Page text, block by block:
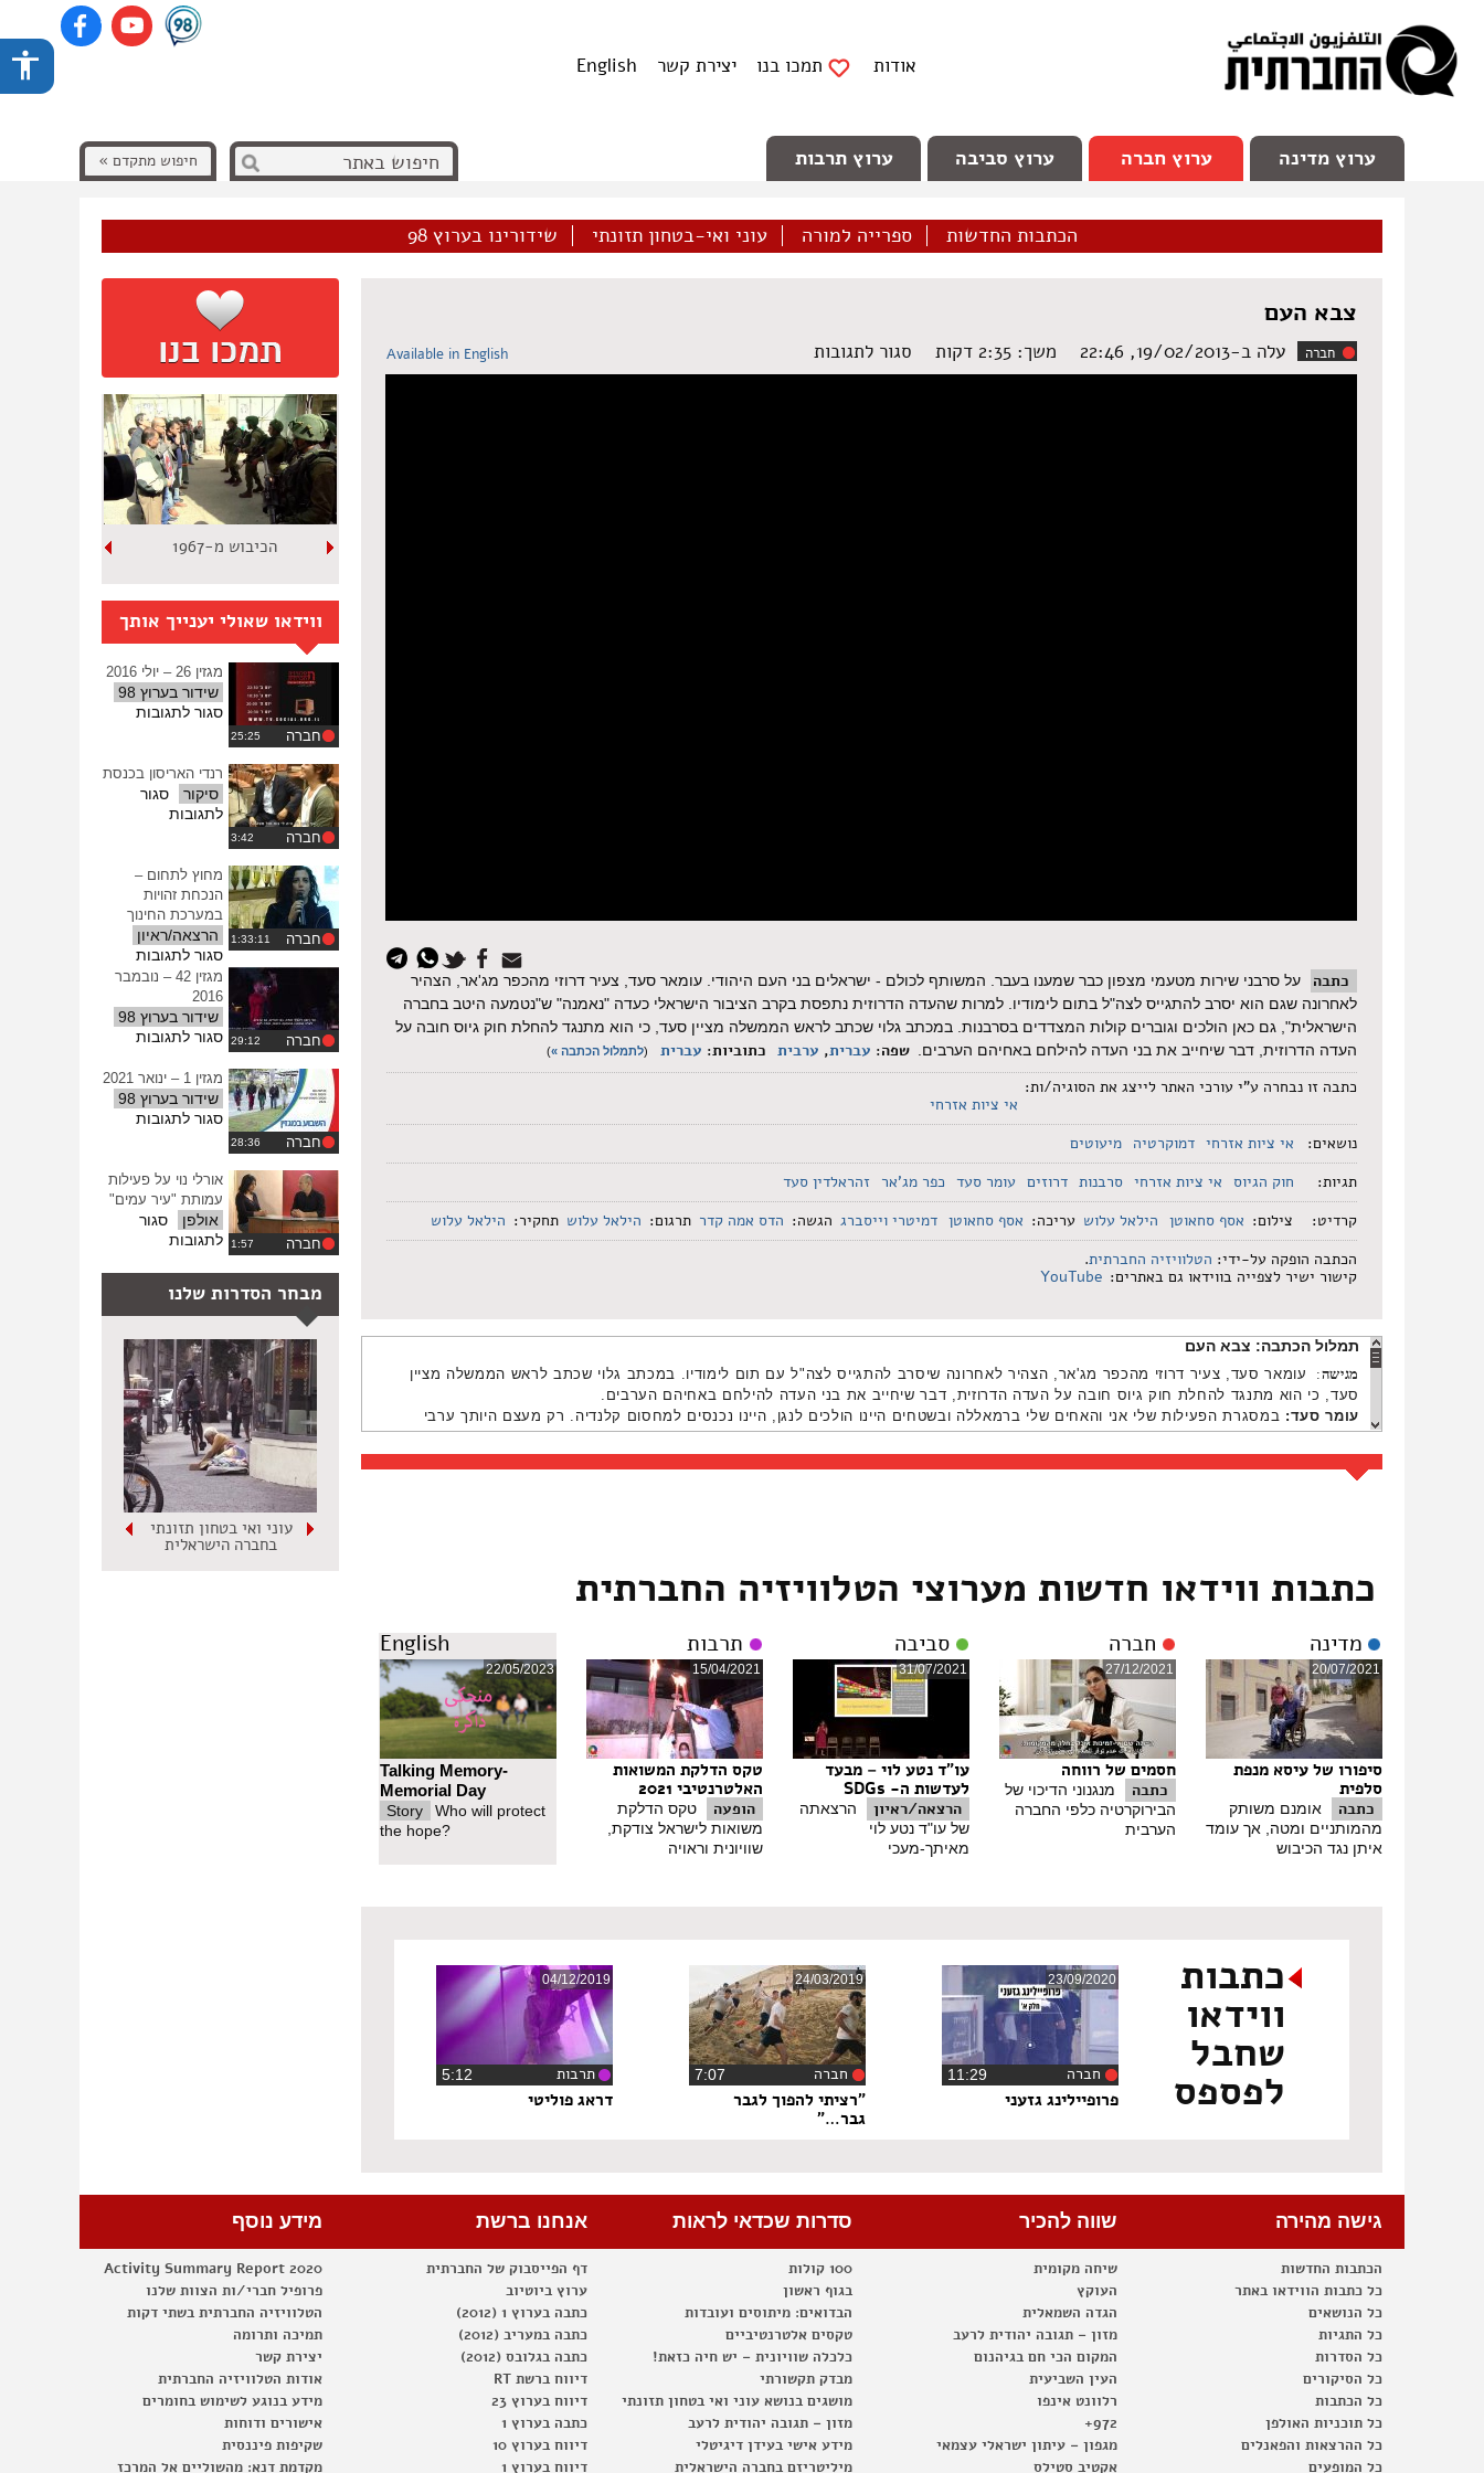
אודות תמכו בנו יצירת קשר English
ערוץ מדינה ערוץ חברה ערוץ סביבה ערוץ תרבות חיפוש מתקדם »
הכתבות החדשות ספרייה למורה עוני ואי-בטחון תזונתי שידורינו בערוץ 98
צבא העם
חברה עלה ב-19/02/2013, 22:46 משך: ‏2:35 דקות סגור לתגובותעל
צבא
Available in English
כתבה
על סרבני שירות מטעמי מצפון כבר שמענו בעבר. המשותף לכולם - ישראלים בני העם היהודי. עומאר סעד, צעיר דרוזי מהכפר מג'אר, הצהיר
לאחרונה שגם הוא יסרב להתגייס לצה"ל בתום לימודיו. למרות שהעדה הדרוזית נתפסת בקרב הציבור הישראלי כעדה "נאמנה" ש"נטמעה היטב בחברה
הישראלית", גם כאן הולכים וגוברים קולות המצדדים בסרבנות. במכתב גלוי שכתב לראש הממשלה מציין סעד, כי הוא מתנגד להחלת חוק גיוס חובה על
העדה הדרוזית, דבר שיחייב את בני העדה להילחם באחיהם הערבים.
שפה: עברית, ערבית כתוביות: עברית (לתמלול הכתבה »)
כתבה זו נבחרה ע"י עורכי האתר לייצג את הסוגיה/ות:
אי ציות אזרחי
נושאים:
אי ציות אזרחי דמוקרטיה מיעוטים
תגיות:
חוק הגיוס אי ציות אזרחי סרבנות דרוזים עומר סעד כפר מג'אר זהראלדין סעד
קרדיט:
צילום: אסף סחאוטן הילאל עלוש עריכה: אסף סחאוטן דמיטרי וייסברג הגשה: הדס אמה קדר תרגום: הילאל עלוש תחקיר: הילאל עלוש
הכתבה הופקה על-ידי: הטלוויזיה החברתית.
קישור ישיר לצפייה בווידאו גם באתרים: YouTube
תמלול הכתבה: צבא העם
מגישה:
עומאר סעד, צעיר דרוזי מהכפר מג'אר, הצהיר לאחרונה שיסרב להתגייס לצה"ל עם תום לימודיו. במכתב גלוי שכתב לראש הממשלה מציין
סעד, כי הוא מתנגד להחלת חוק גיוס חובה על העדה הדרוזית, דבר שיחייב את בני העדה להילחם באחיהם הערבים .
עומר סעד: במסגרת הפעילות שלי אני והאחים שלי ברמאללה ובשטחים היינו הולכים לנגן, היינו נכנסים למחסום קלנדיה. רק מעצם היותך ערבי
שעובר משם אתה מקופח ומושפל וזה רק בגלל היותך ערבי. ובמקרים האלה שנכנסנו במחסום וראיתי את אי הצדק שנמצא שם הגעתי להחלטה הזו.
אני לא רואה את עצמי ביום מהימים עומד במעבר ומבקש מהחברים שלי מרמאללה ומהשטחים תעודת זהות. דבר כזה לא יקרה לעולם.אני ער לכל
ההשלכות. בסופו של דבר אני אלך לכלא ובטח שהמחיר לא קטן אבל לדעתי המחיר הזה שווה תשלום ואני קורא לאנשים אחרים לשלם מחיר דומה
הדרוזים המתגייסים.
מגישה: למרות
שהעדה הדרוזית נתפסת בקרב הציבור הישראלי כעדה "נאמנה" ש"נטמעה היטב בחברה הישראלית", גם כאן הולכים וגוברים הקולות המצדדים לסרב
סוף תמלול הכתבה:צבא העם
כתבות ווידאו חדשות מערוצי הטלוויזיה החברתית
מדינה
20/07/2021
סיפורו של עיסא מנפת
סלפית
כתבה
אומנם משותק
מהמותניים ומטה, אך עומד
איתן נגד הכיבוש
חברה
27/12/2021
חסמים של רווחה
כתבה
מנגנוני הדיכוי של
הבירוקרטיה כלפי החברה
הערבית
סביבה
31/07/2021
עו"ד נטע לוי – מבעד
לעדשות ה- SDGs
הרצאה/ראיון
הרצאתה
של עו"ד נטע לוי
מאיתך-מעכי
תרבות
15/04/2021
טקס הדלקת המשואות
האלטרנטיבי 2021
הופעה
טקס הדלקת
משואות לישראל צודקת,
שוויונית וראויה
English
22/05/2023
Talking Memory-
Memorial Day
Story
Who will protect
the hope?
הכיבוש מ-1967
ווידאו שאולי יענייך אותך
חברה
מגזין 26 – יולי 2016
שידור בערוץ 98
סגור לתגובותעל
–
חברה
רנדי האריסון בכנסת
סיקור
סגור
לתגובותעל
בכנסת
חברה
מחוץ לתחום –
הנכחת זהויות
במערכת החינוך
הרצאה/ראיון
סגור לתגובותעל
מחוץ
–
הנכחת
במערכת
החינוך
חברה
מגזין 42 – נובמבר
2016
שידור בערוץ 98
סגור לתגובותעל
42
–
נובמבר
חברה
מגזין 1 – ינואר 2021
שידור בערוץ 98
סגור לתגובותעל
–
ינואר
חברה
אורלי נוי על פעילות
עמותת "עיר עמים"
אולפן
סגור
לתגובותעל
נוי
פעילות
עמותת
"עיר
עמים"
מבחר הסדרות שלנו
עוני ואי בטחון תזונתי
בחברה הישראלית
כתבות
ווידאו
שחבל
לפספס
23/09/2020
חברה
פרופיילינג גזעני
24/03/2019
חברה
"רציתי להפוך לגבר
גבר…"
04/12/2019
תרבות
דראג פוליטי
גישה מהירה
הכתבות החדשות
כל כתבות הווידאו באתר
כל הנושאים
כל התגיות
כל הסדרות
כל הסיקורים
כל הכתבות
כל תוכניות האולפן
כל ההרצאות והפאנלים
כל המופעים
שווה להכיר
שיחה מקומית
העוקץ
הגדה השמאלית
מזון – תגובה יהודית לרעב
המקום הכי חם בגיהנום
העין השביעית
רלוונט אינפו
972+
מגפון – עיתון ישראלי עצמאי
אקטיב סטילס
סדרות שכדאי לראות
100 קולות
בגוף ראשון
הבדואים: מיתוסים ועובדות
טקסים אלטרנטיביים
כלכלה שוויונית – יש חיה כזאת!
מבדק תקשורתי
מושגים בנושא עוני ואי בטחון תזונתי
מזון – תגובה יהודית לרעב
מידע אישי בעידן דיגיטלי
מיליטריזם בחברה הישראלית
אנחנו ברשת
דף הפייסבוק של החברתית
ערוץ ביוטיוב
כתבה בערוץ 1 (2012)
כתבה במעריב (2012)
כתבה בגלובס (2012)
דיווח ברשת RT
דיווח בערוץ 23
כתבה בערוץ 1
דיווח בערוץ 10
דיווח בערוץ 1
מידע נוסף
Activity Summary Report 2020
פרופיל חברי/ות הצוות שלנו
הטלוויזיה החברתית בשתי דקות
תמיכה ותרומה
יצירת קשר
אודות הטלוויזיה החברתית
מידע בנוגע לשימוש בחומרים
אישורים ודוחות
שקיפות פיננסית
מקדמת דנא: מהשוליים אל המרכז